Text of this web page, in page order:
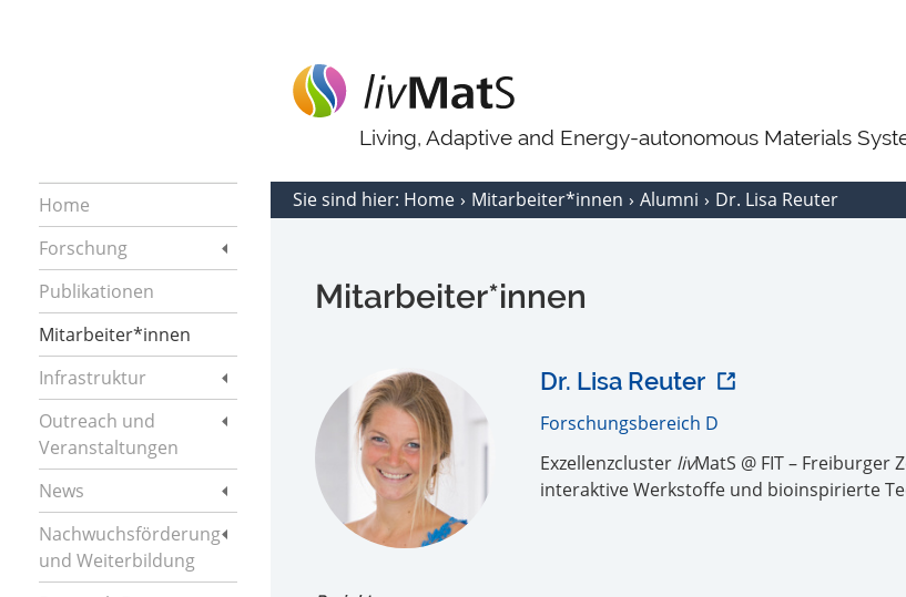
Living, Adaptive and Energy-autonomous Materials
Home
Forschung
Publikationen
Mitarbeiter*innen
Infrastruktur
Outreach und
Veranstaltungen
News
Nachwuchsförderung
und Weiterbildung
Sie sind hier: Home Mitarbeiter*innen Alumni Dr. Lisa Reuter
Mitarbeiter*innen
Dr. Lisa Reuter
Forschungsbereich D
Exzellenzcluster livMatS @ FIT – Freiburger
interaktive Werkstoffe und bioinspirierte